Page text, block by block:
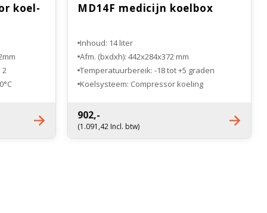
koel-
2 afgesloten koelcompartimenten
MD14F medicijn koelbox
Inhoud: 14 liter
Afm. (bxdxh): 442x284x372 mm
Temperatuurbereik: -18 tot +5 graden
Koelsysteem: Compressor koeling
902,-
(1.091,42 Incl. btw)